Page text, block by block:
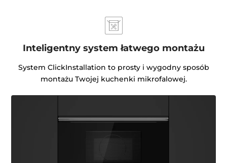
Inteligentny system łatwego montażu
System ClickInstallation to prosty i wygodny sposób
montażu Twojej kuchenki mikrofalowej.